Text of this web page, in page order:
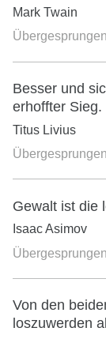
Mark Twain
Übergesprungen
Besser und
erhoffter Sieg.
Titus Livius
Übergesprungen
Gewalt ist die
Isaac Asimov
Übergesprungen
Von den
loszuwerden